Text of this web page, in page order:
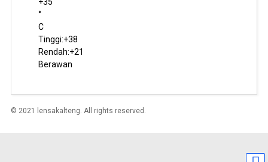
°
C
Tinggi:+38
Rendah:+21
Berawan
© 2021 lensakalteng. All rights reserved.